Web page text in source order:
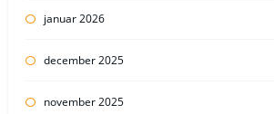
januar 2026
december 2025
november 2025